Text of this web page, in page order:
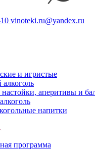
vinoteki.ru@yandex.ru
и игристые
аперитивы и
напитки
программа